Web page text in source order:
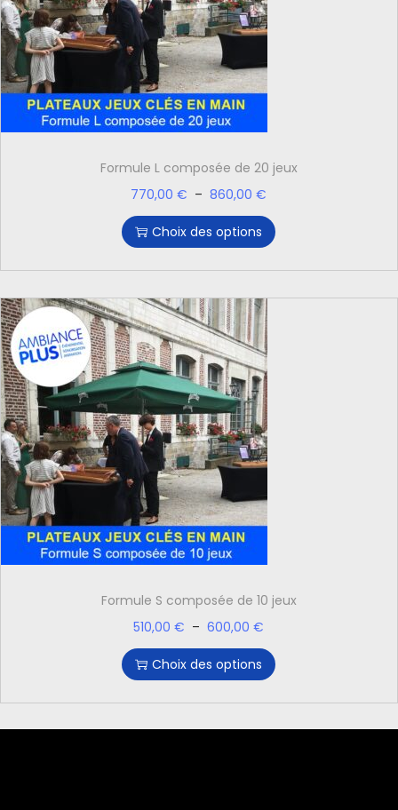
Formule L composée de 20 jeux
770,00€ – 860,00€
Choix des options
Formule S composée de 10 jeux
510,00€ – 600,00€
Choix des options